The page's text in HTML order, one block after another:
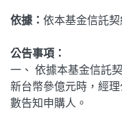
依據： 依本基金信託契
公告事項：
一、 依據本基金信託
新台幣參億元時，經
數告知申購人。